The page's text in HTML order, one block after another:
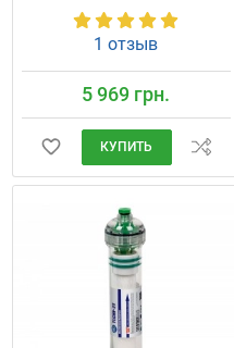
1 отзыв
5 969 грн.
КУПИТЬ